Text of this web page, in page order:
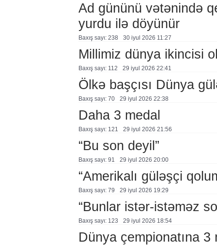
Ad gününü vətənində
yurdu ilə döyünür
Baxış sayı: 238 30 i̇yul 2026 11:27
Millimiz dünya ikincisi
Baxış sayı: 112 29 i̇yul 2026 22:41
Ölkə başçısı Dünya
Baxış sayı: 70 29 i̇yul 2026 22:38
Daha 3 medal
Baxış sayı: 121 29 i̇yul 2026 21:56
“Bu son deyil”
Baxış sayı: 91 29 i̇yul 2026 20:00
“Amerikalı güləşçi
Baxış sayı: 79 29 i̇yul 2026 19:29
“Bunlar istər-istəməz
Baxış sayı: 123 29 i̇yul 2026 18:54
Dünya çempionatına 3